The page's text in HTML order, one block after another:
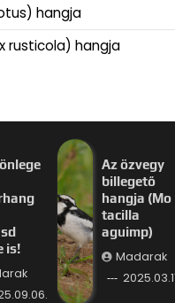
hangja
rusticola) hangja
is!
Az özvegy
billegető
hangja (Mo
tacilla
aguimp)
Madarak